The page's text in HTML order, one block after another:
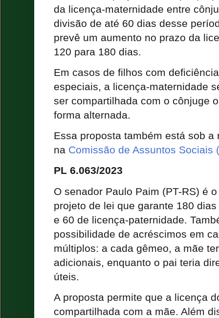
da licença-maternidade entre
divisão de até 60 dias desse
prevê um aumento no prazo da
120 para 180 dias.
Em casos de filhos com
especiais, a licença-maternidade
ser compartilhada com o cônjuge
forma alternada.
Essa proposta também está sob a
na Comissão de Assuntos Sociais
PL 6.063/2023
O senador Paulo Paim (PT-RS) é
projeto de lei que garante 180
e 60 de licença-paternidade.
possibilidade de acréscimos em
múltiplos: a cada gêmeo, a mãe
adicionais, enquanto o pai teria
úteis.
A proposta permite que a licença
compartilhada com a mãe. Além